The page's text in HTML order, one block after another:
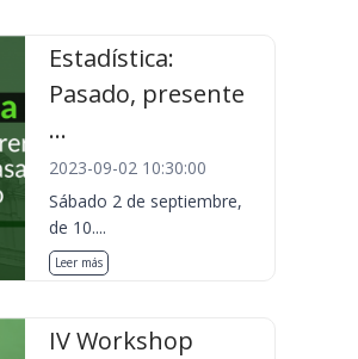
Estadística:
Pasado, presente
...
2023-09-02 10:30:00
Sábado 2 de septiembre,
de 10....
Leer más
IV Workshop